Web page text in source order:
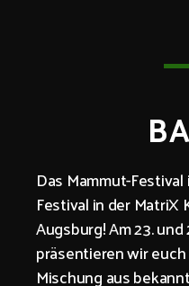
Das Mammut-
Festival in der MatriX
Augsburg! Am 23.
präsentieren wir
Mischung aus